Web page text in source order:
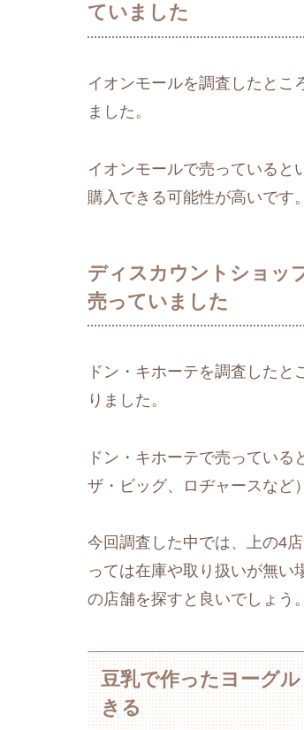
ていました
イオンモールを調査したとこ
ました。
イオンモールで売っていると
購入できる可能性が高いです。
ディスカウントショッ
売っていました
ドン・キホーテを調査した
りました。
ドン・キホーテで売っている
ザ・ビッグ、ロヂャースなど
今回調査した中では、上の4
っては在庫や取り扱いが無い
の店舗を探すと良いでしょう。
豆乳で作ったヨーグ
きる